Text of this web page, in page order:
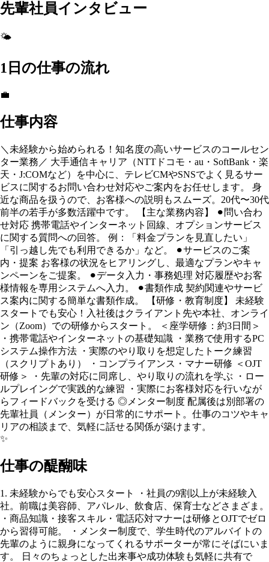
先輩社員インタビュー
🌤️
1日の仕事の流れ
💼
仕事内容
＼未経験から始められる！知名度の高いサービスのコールセン
ター業務／ 大手通信キャリア（NTTドコモ・au・SoftBank・楽
天・J:COMなど）を中心に、テレビCMやSNSでよく見るサー
ビスに関するお問い合わせ対応やご案内をお任せします。 身
近な商品を扱うので、お客様への説明もスムーズ。20代〜30代
前半の若手が多数活躍中です。 【主な業務内容】 ⚫︎問い合わ
せ対応 携帯電話やインターネット回線、オプションサービス
に関する質問への回答。 例：「料金プランを見直したい」
「引っ越し先でも利用できるか」など。 ⚫︎サービスのご案
内・提案 お客様の状況をヒアリングし、最適なプランやキャ
ンペーンをご提案。 ⚫︎データ入力・事務処理 対応履歴やお客
様情報を専用システムへ入力。 ⚫︎書類作成 契約関連やサービ
ス案内に関する簡単な書類作成。 【研修・教育制度】 未経験
スタートでも安心！入社後はクライアント先や本社、オンライ
ン（Zoom）での研修からスタート。 ＜座学研修：約3日間＞
・携帯電話やインターネットの基礎知識 ・業務で使用するPC
システム操作方法 ・実際のやり取りを想定したトーク練習
（スクリプトあり） ・コンプライアンス・マナー研修 ＜OJT
研修＞ ・先輩の対応に同席し、やり取りの流れを学ぶ ・ロー
ルプレイングで実践的な練習 ・実際にお客様対応を行いなが
らフィードバックを受ける ◎メンター制度 配属後は別部署の
先輩社員（メンター）が日常的にサポート。仕事のコツやキャ
リアの相談まで、気軽に話せる関係が築けます。
✨
仕事の醍醐味
1. 未経験からでも安心スタート ・社員の9割以上が未経験入
社。前職は美容師、アパレル、飲食店、保育士などさまざま。
・商品知識・接客スキル・電話応対マナーは研修とOJTでゼロ
から習得可能。 ・メンター制度で、学生時代のアルバイトの
先輩のように親身になってくれるサポーターが常にそばにいま
す。 日々のちょっとした出来事や成功体験も気軽に共有で